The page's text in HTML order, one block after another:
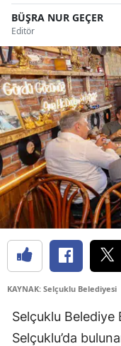
BÜŞRA NUR GEÇER
Editör
KAYNAK: Selçuklu Belediyesi
Selçuklu Belediye
Selçuklu’da